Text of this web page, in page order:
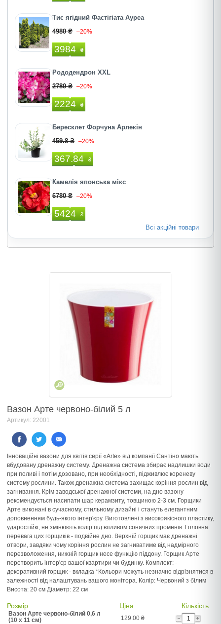
Тис ягідний Фастігіата Ауреа
4980 ₴ –20%
3984 ₴
Рододендрон XXL
2780 ₴ –20%
2224 ₴
Бересклет Форчуна Арлекін
459.8 ₴ –20%
367.84 ₴
Камелія японська мiкс
6780 ₴ –20%
5424 ₴
Всі акційні товари
Вазон Арте червоно-білий 5 л
Артикул: 22001
Інноваційні вазони для квітів серії «Arte» від компанії Сантіно мають
вбудовану дренажну систему. Дренажна система збирає надлишки води
при поливі і потім дозовано, при необхідності, підживлює кореневу
систему рослини. Також дренажна система захищає коріння рослин від
загнивання. Крім заводської дренажної системи, на дно вазону
рекомендується насипати шар керамзиту, товщиною 2-3 см. Горщики
Арте виконані в сучасному, стильному дизайні і стануть елегантним
доповненням будь-якого інтер'єру. Виготовлені з високоякісного пластику,
ударостійкі, не змінюють колір під впливом сонячних променів. Головна
перевага цих горщиків - подвійне дно. Верхній горщик має дренажні
отвори, завдяки чому коріння рослин не загниватиме від надмірного
перезволоження, нижній горщик несе функцію піддону. Горщик Арте
перетворить інтер'єр вашої квартири чи будинку. Комплект: -
декоративний горщик - вкладка *Кольори можуть незначно відрізнятися в
залежності від налаштувань вашого монітора. Колір: Червоний з білим
Висота: 20 см Діаметр: 22 см
Розмір Ціна Кількість
Вазон Арте червоно-білий 0,6 л
(10 x 11 см)
129.00 ₴